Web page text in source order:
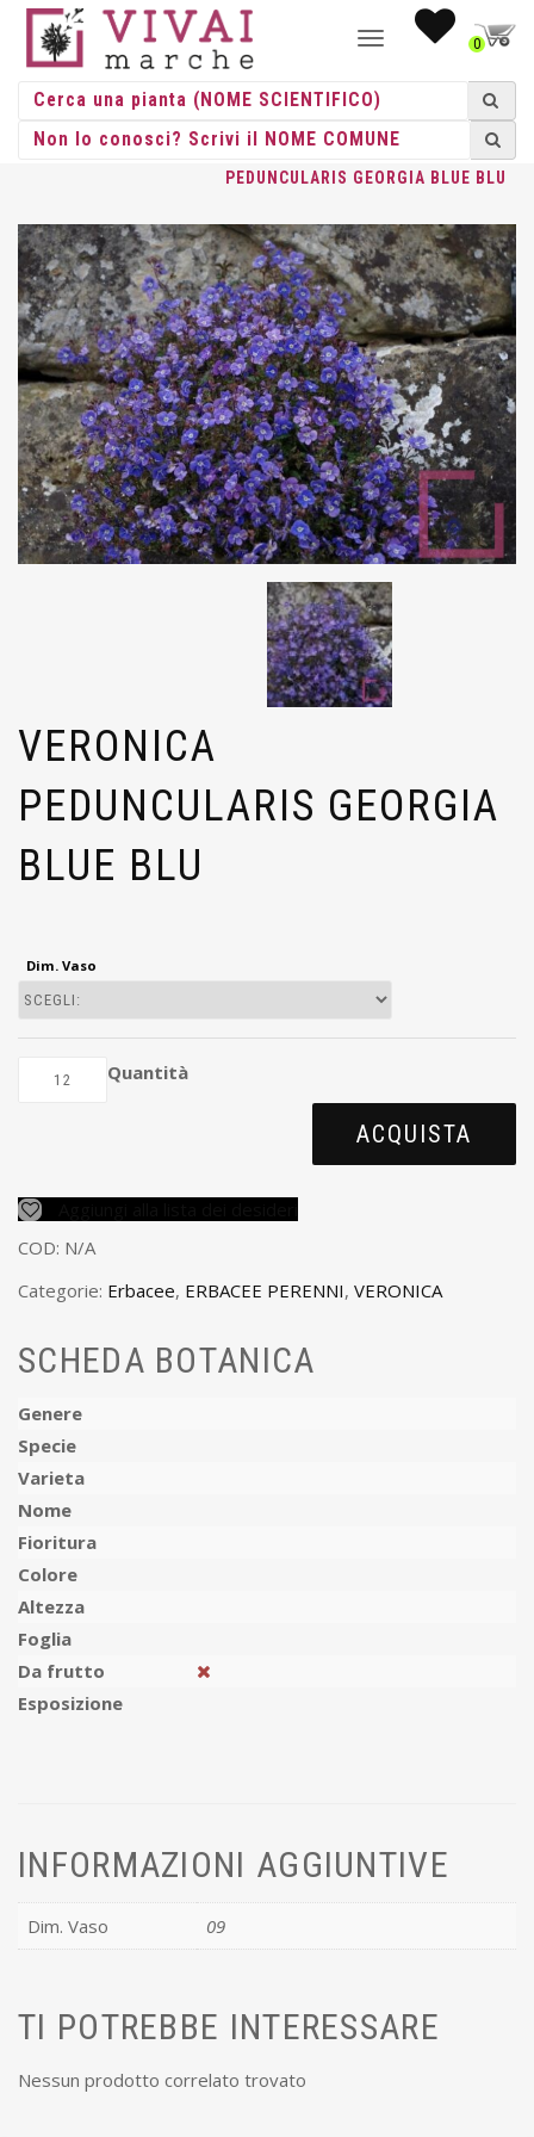
NAVIGAZIONE0
HOME /ERBACEE/ERBACEE PERENNI/VERONICA / VERONICA
PEDUNCULARIS GEORGIA BLUE BLU
VERONICA
PEDUNCULARIS GEORGIA
BLUE BLU
Dim. Vaso
Quantità
ACQUISTA
COD: N/A
Categorie: Erbacee, ERBACEE PERENNI, VERONICA
SCHEDA BOTANICA
Genere
Specie
Varieta
Nome
Fioritura
Colore
Altezza
Foglia
Da frutto
Esposizione
INFORMAZIONI AGGIUNTIVE
Dim. Vaso 09
TI POTREBBE INTERESSARE
Nessun prodotto correlato trovato